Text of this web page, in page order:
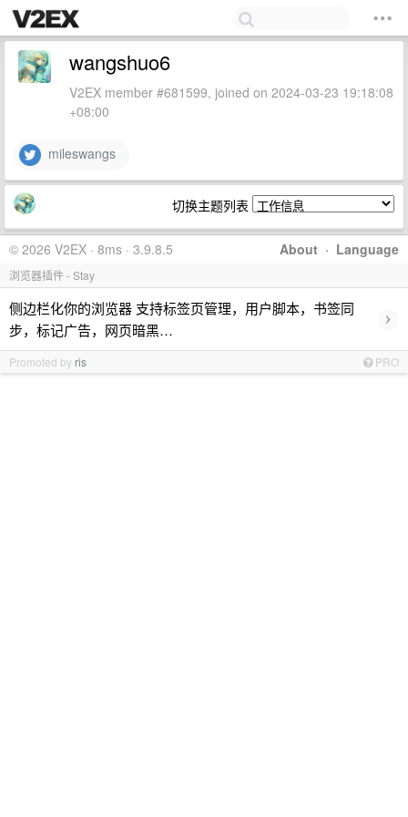
wangshuo6
V2EX member #681599, joined on 2024-03-23 19:18:08
+08:00
mileswangs
切换主题列表
About · Language
© 2026 V2EX · 8ms · 3.9.8.5
浏览器插件 - Stay
侧边栏化你的浏览器 支持标签页管理，用户脚本，书签同
步，标记广告，网页暗黑…
›
Promoted by ris PRO